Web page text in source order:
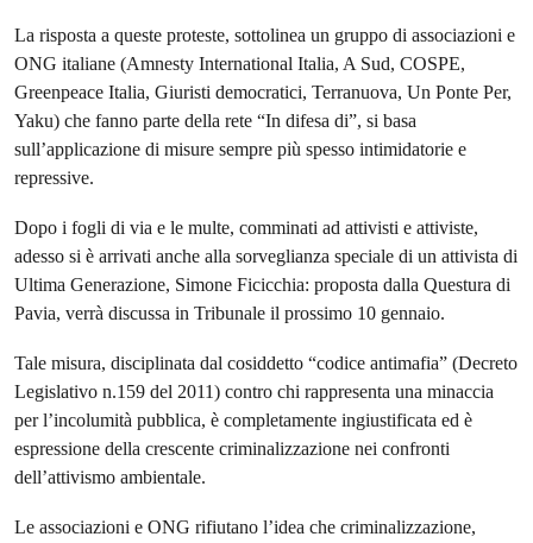
La risposta a queste proteste, sottolinea un gruppo di associazioni e
ONG italiane (Amnesty International Italia, A Sud, COSPE,
Greenpeace Italia, Giuristi democratici, Terranuova, Un Ponte Per,
Yaku) che fanno parte della rete “In difesa di”, si basa
sull’applicazione di misure sempre più spesso intimidatorie e
repressive.
Dopo i fogli di via e le multe, comminati ad attivisti e attiviste,
adesso si è arrivati anche alla sorveglianza speciale di un attivista di
Ultima Generazione, Simone Ficicchia: proposta dalla Questura di
Pavia, verrà discussa in Tribunale il prossimo 10 gennaio.
Tale misura, disciplinata dal cosiddetto “codice antimafia” (Decreto
Legislativo n.159 del 2011) contro chi rappresenta una minaccia
per l’incolumità pubblica, è completamente ingiustificata ed è
espressione della crescente criminalizzazione nei confronti
dell’attivismo ambientale.
Le associazioni e ONG rifiutano l’idea che criminalizzazione,